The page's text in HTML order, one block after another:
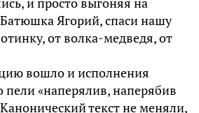
Ягорий, спаси нашу
от волка-медведя, от
вошло и исполнения
пели «наперялив, наперябив
текст не меняли,